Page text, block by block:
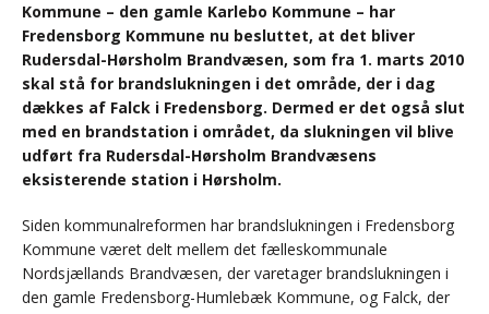
Kommune – den gamle Karlebo Kommune – har
Fredensborg Kommune nu besluttet, at det bliver
Rudersdal-Hørsholm Brandvæsen, som fra 1. marts 2010
skal stå for brandslukningen i det område, der i dag
dækkes af Falck i Fredensborg. Dermed er det også slut
med en brandstation i området, da slukningen vil blive
udført fra Rudersdal-Hørsholm Brandvæsens
eksisterende station i Hørsholm.
Siden kommunalreformen har brandslukningen i Fredensborg
Kommune været delt mellem det fælleskommunale
Nordsjællands Brandvæsen, der varetager brandslukningen i
den gamle Fredensborg-Humlebæk Kommune, og Falck, der